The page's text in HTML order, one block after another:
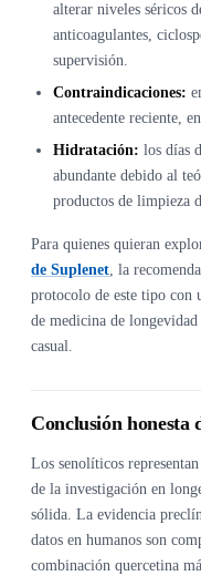
alterar niveles séricos
anticoagulantes,
supervisión.
Contraindicaciones:
antecedente reciente,
Hidratación: los días
abundante debido al
productos de limpieza
Para quienes quieran
de Suplenet, la
protocolo de este tipo
de medicina de
casual.
Conclusión honesta
Los senolíticos
de la investigación en
sólida. La evidencia
datos en humanos son
combinación quercetina